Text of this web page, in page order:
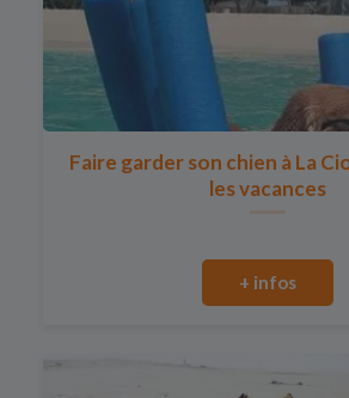
Faire garder son chien à La
les vacances
+ infos